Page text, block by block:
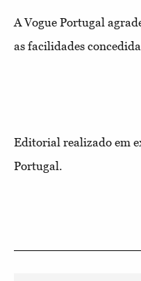
A Vogue Portugal
as facilidades
Editorial realizado em
Portugal.